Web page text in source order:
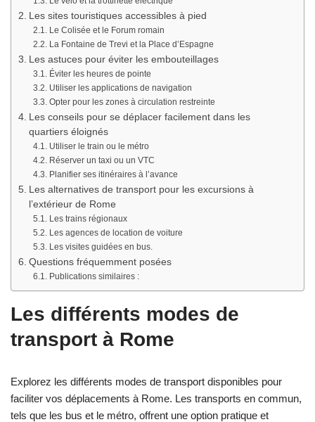
Les sites touristiques accessibles à pied
Le Colisée et le Forum romain
La Fontaine de Trevi et la Place d’Espagne
Les astuces pour éviter les embouteillages
Éviter les heures de pointe
Utiliser les applications de navigation
Opter pour les zones à circulation restreinte
Les conseils pour se déplacer facilement dans les
quartiers éloignés
Utiliser le train ou le métro
Réserver un taxi ou un VTC
Planifier ses itinéraires à l’avance
Les alternatives de transport pour les excursions à
l’extérieur de Rome
Les trains régionaux
Les agences de location de voiture
Les visites guidées en bus.
Questions fréquemment posées
Publications similaires :
Les différents modes de
transport à Rome
Explorez les différents modes de transport disponibles pour
faciliter vos déplacements à Rome. Les transports en commun,
tels que les bus et le métro, offrent une option pratique et